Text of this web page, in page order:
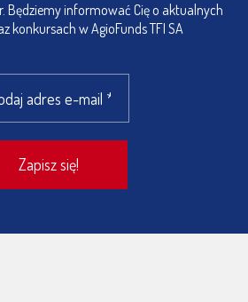
Będziemy informować Cię o aktualnych
konkursach w AgioFunds TFI SA